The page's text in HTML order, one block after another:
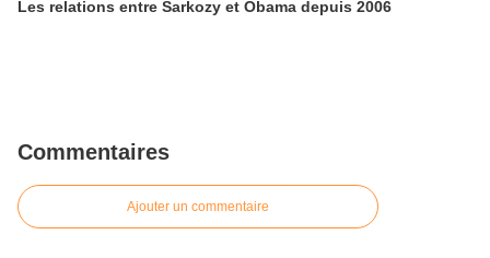
Les relations entre Sarkozy et Obama depuis 2006
Commentaires
Ajouter un commentaire